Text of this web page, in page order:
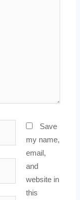
Save
my name,
email,
and
website in
this